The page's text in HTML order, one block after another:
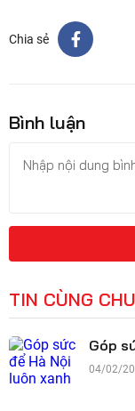
Chia sẻ
Bình luận
TIN CÙNG
Góp
04/02/